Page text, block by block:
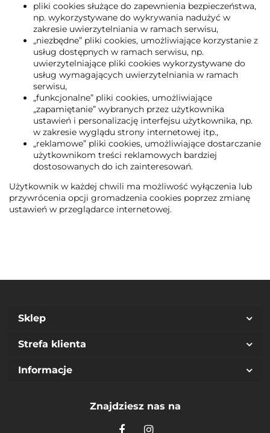
pliki cookies służące do zapewnienia bezpieczeństwa,
np. wykorzystywane do wykrywania nadużyć w
zakresie uwierzytelniania w ramach serwisu,
„niezbędne” pliki cookies, umożliwiające korzystanie z
usług dostępnych w ramach serwisu, np.
uwierzytelniające pliki cookies wykorzystywane do
usług wymagających uwierzytelniania w ramach
serwisu,
„funkcjonalne” pliki cookies, umożliwiające
„zapamiętanie” wybranych przez użytkownika
ustawień i personalizację interfejsu użytkownika, np.
w zakresie wyglądu strony internetowej itp.,
„reklamowe” pliki cookies, umożliwiające dostarczanie
użytkownikom treści reklamowych bardziej
dostosowanych do ich zainteresowań.
Użytkownik w każdej chwili ma możliwość wyłączenia lub
przywrócenia opcji gromadzenia cookies poprzez zmianę
ustawień w przeglądarce internetowej.
Sklep
Strefa klienta
Informacje
Znajdziesz nas na